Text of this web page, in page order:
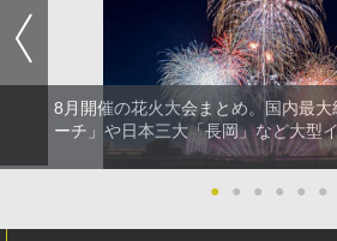
8月開催の花火大会まとめ。国内最
ーチ」や日本三大「長岡」など大型
● ● ● ● ● ●